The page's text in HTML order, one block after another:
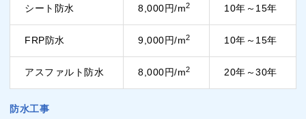
シート防水 8,000円/m2 10年～15年
FRP防水 9,000円/m2 10年～15年
アスファルト防水 8,000円/m2 20年～30年
防水工事